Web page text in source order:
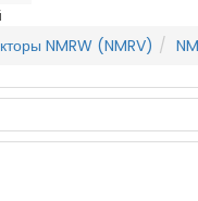
NMRW (NMRV)